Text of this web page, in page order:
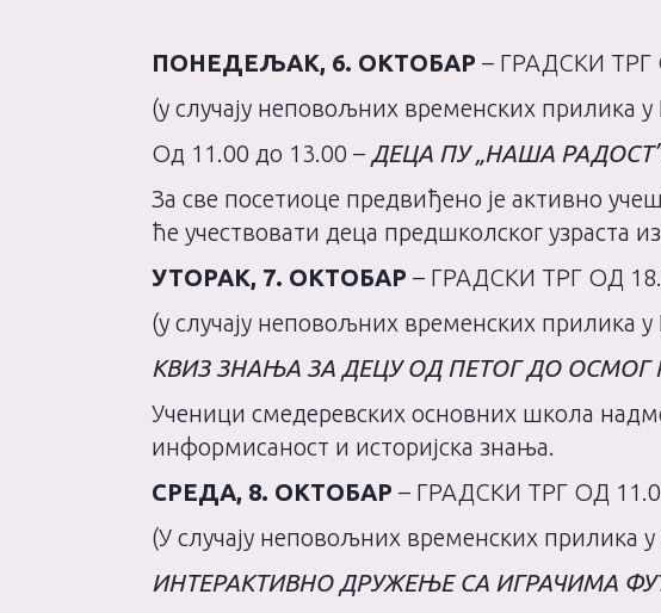
ПОНЕДЕЉАК, 6. ОКТОБАР – ГРАДСКИ ТРГ
(у случају неповољних временских прилика
Од 11.00 до 13.00 – ДЕЦА ПУ „НАША РАДОСТ”
За све посетиоце предвиђено је активно
ће учествовати деца предшколског узраста
УТОРАК, 7. ОКТОБАР – ГРАДСКИ ТРГ ОД
(у случају неповољних временских прилика
КВИЗ ЗНАЊА ЗА ДЕЦУ ОД ПЕТОГ ДО ОСМОГ
Ученици смедеревских основних школа
информисаност и историјска знања.
СРЕДА, 8. ОКТОБАР – ГРАДСКИ ТРГ ОД
(У случају неповољних временских прилика
ИНТЕРАКТИВНО ДРУЖЕЊЕ СА ИГРАЧИМА